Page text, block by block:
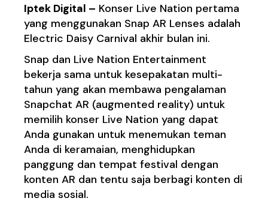
Iptek Digital – Konser Live Nation pertama
yang menggunakan Snap AR Lenses adalah
Electric Daisy Carnival akhir bulan ini.
Snap dan Live Nation Entertainment
bekerja sama untuk kesepakatan multi-
tahun yang akan membawa pengalaman
Snapchat AR (augmented reality) untuk
memilih konser Live Nation yang dapat
Anda gunakan untuk menemukan teman
Anda di keramaian, menghidupkan
panggung dan tempat festival dengan
konten AR dan tentu saja berbagi konten di
media sosial.